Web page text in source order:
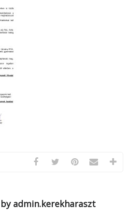
admin.kerekharaszt